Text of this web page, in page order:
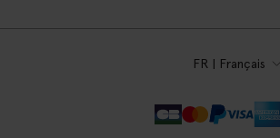
FR | Français